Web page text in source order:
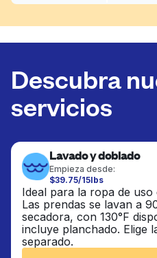
Descubra
servicios
Lavado y doblado
Empieza desde:
$39.75/15lbs
Ideal para la ropa de uso
Las prendas se lavan a
secadora, con 130°F
incluye planchado. Elige
separado.